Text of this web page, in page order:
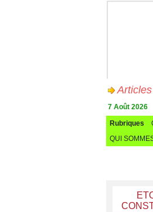
7 Août 2026
Rubriques
QUI